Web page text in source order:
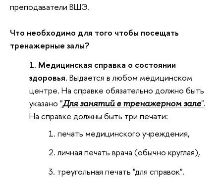
преподаватели ВШЭ.
Что необходимо для того чтобы посещать
тренажерные залы?
Медицинская справка о состоянии
здоровья. Выдается в любом медицинском
центре. На справке обязательно должно быть
указано"Для занятий в тренажерном зале".
На справке должны быть три печати:
печать медицинского учреждения,
личная печать врача (обычно круглая),
треугольная печать "для справок".